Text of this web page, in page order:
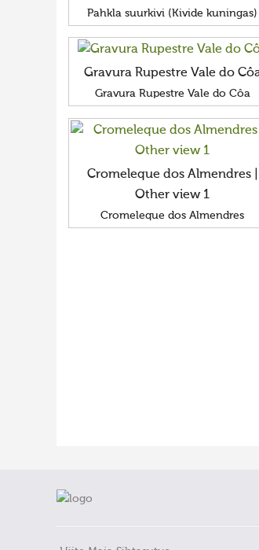
Pahkla suurkivi (Kivide kuningas)
Gravura Rupestre Vale do
Gravura Rupestre Vale do Côa
Cromeleque dos Almendres |
Other view 1
Cromeleque dos Almendres